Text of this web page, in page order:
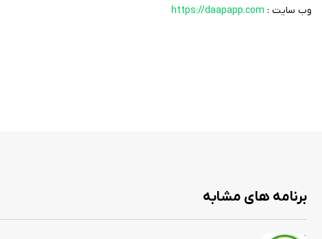
وب سایت : https://daapapp.com
برنامه های مشابه